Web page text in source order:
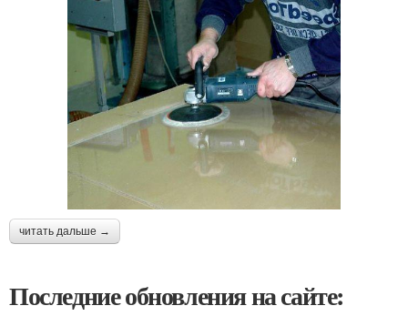
читать дальше →
Последние обновления на сайте: